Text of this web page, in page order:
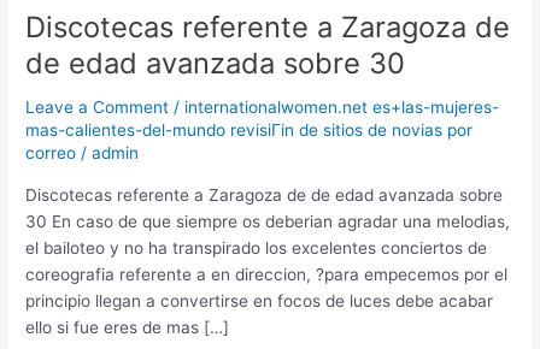
Discotecas referente a Zaragoza de
de edad avanzada sobre 30
Leave a Comment / internationalwomen.net es+las-mujeres-
mas-calientes-del-mundo revisiГіn de sitios de novias por
correo /admin
Discotecas referente a Zaragoza de de edad avanzada sobre
30 En caso de que siempre os deberian agradar una melodias,
el bailoteo y no ha transpirado los excelentes conciertos de
coreografia referente a en direccion, ?para empecemos por el
principio llegan a convertirse en focos de luces debe acabar
ello si fue eres de mas […]
Discotecas
referente
a
Zaragoza
de
de
avanzada
sobre
30